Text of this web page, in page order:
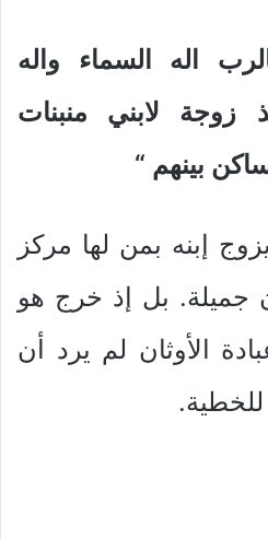
اله السماء واله
زوجة لابني منبنات
ساكن بينهم “
إبنه بمن لها مركز
جميلة. بل إذ خرج هو
الأوثان لم يرد أن
للخطية.